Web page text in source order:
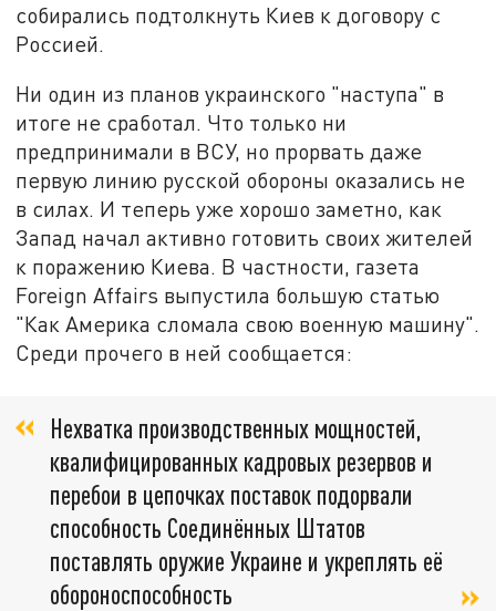
собирались подтолкнуть Киев к договору с
Россией.
Ни один из планов украинского "наступа" в
итоге не сработал. Что только ни
предпринимали в ВСУ, но прорвать даже
первую линию русской обороны оказались не
в силах. И теперь уже хорошо заметно, как
Запад начал активно готовить своих жителей
к поражению Киева. В частности, газета
Foreign Affairs выпустила большую статью
"Как Америка сломала свою военную машину".
Среди прочего в ней сообщается:
Нехватка производственных мощностей,
квалифицированных кадровых резервов и
перебои в цепочках поставок подорвали
способность Соединённых Штатов
поставлять оружие Украине и укреплять её
обороноспособность